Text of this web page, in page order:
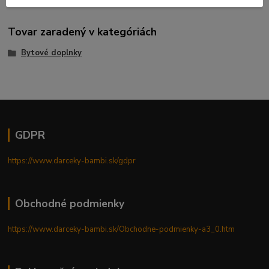
Tovar zaradený v kategóriách
Bytové doplnky
GDPR
https://www.darceky-bambi.sk/gdpr
Obchodné podmienky
https://www.darceky-bambi.sk/Obchodne-podmienky-a3_0.htm